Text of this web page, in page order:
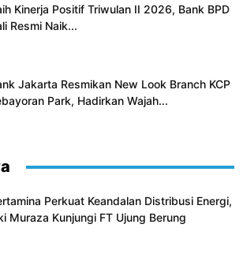
Kinerja Positif Triwulan II 2026, Bank BPD
Resmi Naik...
Jakarta Resmikan New Look Branch KCP
Park, Hadirkan Wajah...
Perkuat Keandalan Distribusi Energi,
Muraza Kunjungi FT Ujung Berung